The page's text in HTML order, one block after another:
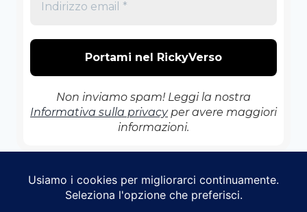
Non inviamo spam! Leggi la nostra
Informativa sulla privacyper avere maggiori
informazioni.